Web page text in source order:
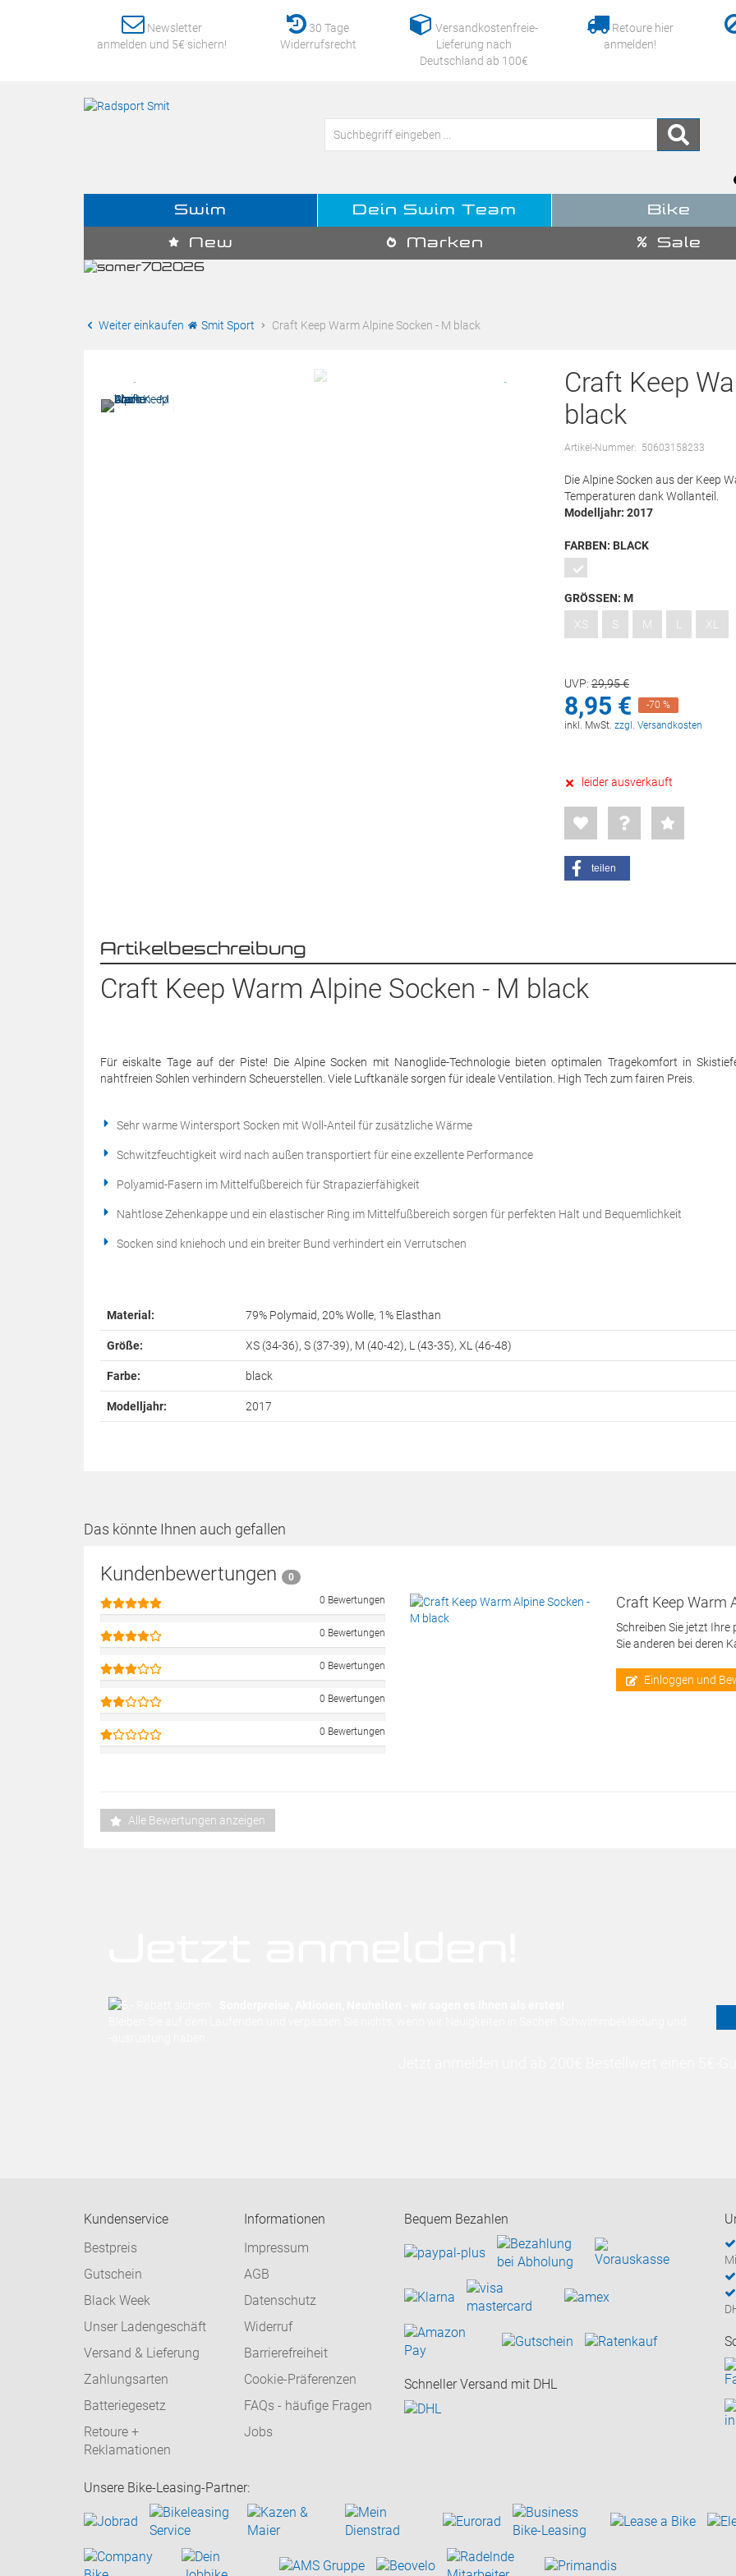
Newsletter
anmelden und 5€ sichern!
30 Tage
Widerrufsrecht
Versandkostenfreie-
Lieferung nach
Deutschland ab 100€
Retoure hier
anmelden!
Swim Dein Swim Team Bike
New Marken Sale
Weiter einkaufen Smit Sport Craft Keep Warm Alpine Socken - M black
Craft Keep
black
Artikel-Nummer: 50603158233
Die Alpine Socken aus der Keep
Temperaturen dank Wollanteil.
Modelljahr: 2017
FARBEN: BLACK
GRÖSSEN: M
XS
S M XL
UVP: 29,95€
8,95 €
-70 %
inkl. MwSt. zzgl. Versandkosten
leider ausverkauft
teilen
Artikelbeschreibung
Craft Keep Warm Alpine Socken - M black
Für eiskalte Tage auf der Piste! Die Alpine Socken mit Nanoglide-Technologie bieten optimalen Tragekomfort in
nahtfreien Sohlen verhindern Scheuerstellen. Viele Luftkanäle sorgen für ideale Ventilation. High Tech zum fairen Preis.
Sehr warme Wintersport Socken mit Woll-Anteil für zusätzliche Wärme
Schwitzfeuchtigkeit wird nach außen transportiert für eine exzellente Performance
Polyamid-Fasern im Mittelfußbereich für Strapazierfähigkeit
Nahtlose Zehenkappe und ein elastischer Ring im Mittelfußbereich sorgen für perfekten Halt und Bequemlichkeit
Socken sind kniehoch und ein breiter Bund verhindert ein Verrutschen
Material: 79% Polymaid, 20% Wolle, 1% Elasthan
Größe: XS (34-36), S (37-39), M (40-42), L (43-35), XL (46-48)
Farbe: black
Modelljahr: 2017
Das könnte Ihnen auch gefallen
Kundenbewertungen
0
0 Bewertungen
0 Bewertungen
0 Bewertungen
0 Bewertungen
0 Bewertungen
Craft Keep Warm
Schreiben Sie jetzt
Sie anderen bei deren
Einloggen und
Alle Bewertungen anzeigen
Kundenservice
Bestpreis
Gutschein
Black Week
Unser Ladengeschäft
Versand & Lieferung
Zahlungsarten
Batteriegesetz
Retoure +
Reklamationen
Informationen
Impressum
AGB
Datenschutz
Widerruf
Barrierefreiheit
Cookie-Präferenzen
FAQs - häufige Fragen
Jobs
Bequem Bezahlen
Schneller Versand mit DHL
Unsere Bike-Leasing-Partner: